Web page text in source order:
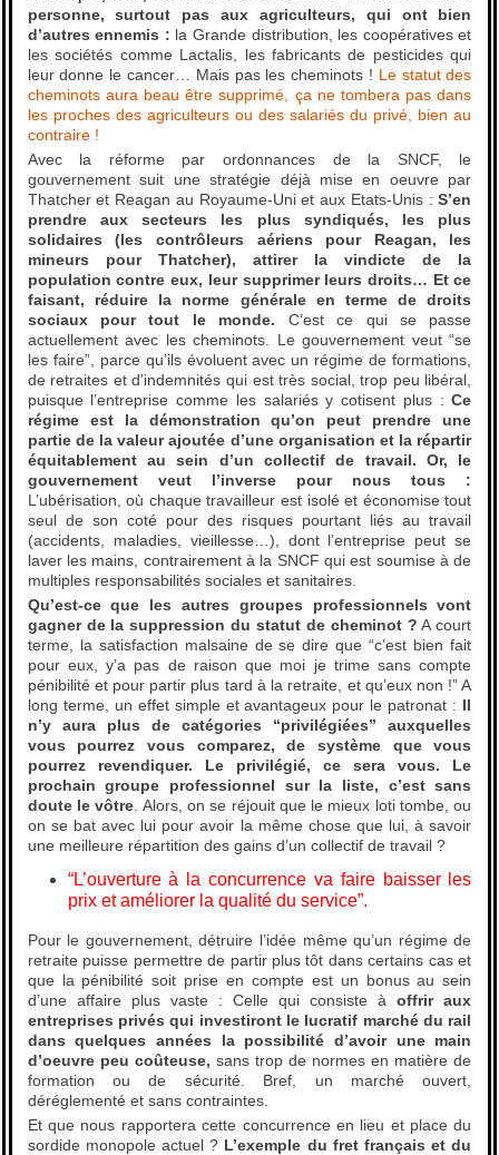
personne, surtout pas aux agriculteurs, qui ont bien
d’autres ennemis : la Grande distribution, les coopératives et
les sociétés comme Lactalis, les fabricants de pesticides qui
leur donne le cancer… Mais pas les cheminots ! Le statut des
cheminots aura beau être supprimé, ça ne tombera pas dans
les proches des agriculteurs ou des salariés du privé, bien au
contraire !
Avec la réforme par ordonnances de la SNCF, le
gouvernement suit une stratégie déjà mise en oeuvre par
Thatcher et Reagan au Royaume-Uni et aux Etats-Unis :S’en
prendre aux secteurs les plus syndiqués, les plus
solidaires (les contrôleurs aériens pour Reagan, les
mineurs pour Thatcher), attirer la vindicte de la
population contre eux, leur supprimer leurs droits… Et ce
faisant, réduire la norme générale en terme de droits
sociaux pour tout le monde. C’est ce qui se passe
actuellement avec les cheminots. Le gouvernement veut “se
les faire”, parce qu’ils évoluent avec un régime de formations,
de retraites et d’indemnités qui est très social, trop peu libéral,
puisque l’entreprise comme les salariés y cotisent plus :Ce
régime est la démonstration qu’on peut prendre une
partie de la valeur ajoutée d’une organisation et la répartir
équitablement au sein d’un collectif de travail. Or, le
gouvernement veut l’inverse pour nous tous :
L’ubérisation, où chaque travailleur est isolé et économise tout
seul de son coté pour des risques pourtant liés au travail
(accidents, maladies, vieillesse…), dont l’entreprise peut se
laver les mains, contrairement à la SNCF qui est soumise à de
multiples responsabilités sociales et sanitaires.
Qu’est-ce que les autres groupes professionnels vont
gagner de la suppression du statut de cheminot ? A court
terme, la satisfaction malsaine de se dire que “c’est bien fait
pour eux, y’a pas de raison que moi je trime sans compte
pénibilité et pour partir plus tard à la retraite, et qu’eux non !” A
long terme, un effet simple et avantageux pour le patronat : Il
n’y aura plus de catégories “privilégiées” auxquelles
vous pourrez vous comparez, de système que vous
pourrez revendiquer. Le privilégié, ce sera vous. Le
prochain groupe professionnel sur la liste, c’est sans
doute le vôtre . Alors, on se réjouit que le mieux loti tombe, ou
on se bat avec lui pour avoir la même chose que lui, à savoir
une meilleure répartition des gains d’un collectif de travail ?
“L’ouverture à la concurrence va faire baisser les
prix et améliorer la qualité du service”.
Pour le gouvernement, détruire l’idée même qu’un régime de
retraite puisse permettre de partir plus tôt dans certains cas et
que la pénibilité soit prise en compte est un bonus au sein
d’une affaire plus vaste : Celle qui consiste àoffrir aux
entreprises privés qui investiront le lucratif marché du rail
dans quelques années la possibilité d’avoir une main
d’oeuvre peu coûteuse, sans trop de normes en matière de
formation ou de sécurité. Bref, un marché ouvert,
déréglementé et sans contraintes.
Et que nous rapportera cette concurrence en lieu et place du
sordide monopole actuel ? L’exemple du fret français et du